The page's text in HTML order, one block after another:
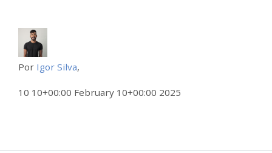
Por Igor Silva,
10 10+00:00 February 10+00:00 2025